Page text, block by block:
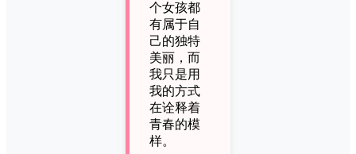
个女孩都
有属于自
己的独特
美丽，而
我只是用
我的方式
在诠释着
青春的模
样。